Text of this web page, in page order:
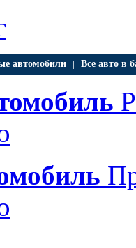
автомобили Все авто в